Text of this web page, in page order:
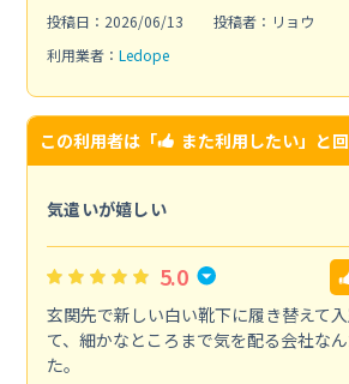
投稿日：2026/06/13
投稿者：リョウ
利用業者： Ledope
この利用者は「 また利用したい」と
気遣いが嬉しい
5.0
玄関先で新しい白い靴下に履き替えて
て、細かなところまで気を配る会社な
た。